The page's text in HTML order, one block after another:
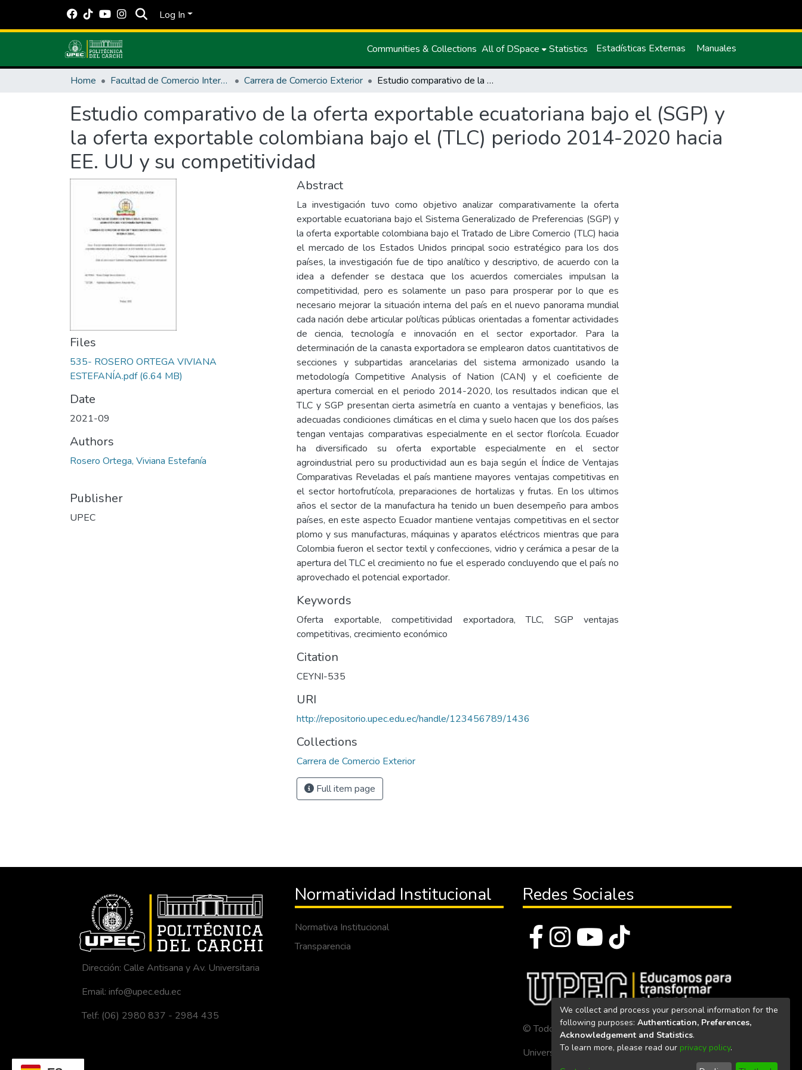
Log In
Communities & Collections All of DSpace Statistics Estadísticas Externas Manuales
Home Facultad de Comercio Internacional, Integración, Administración y Economía Empresarial Carrera de Comercio Exterior Estudio comparativo de la oferta exportable ecuatoriana bajo el (SGP) y la oferta exportable colombiana bajo el (TLC) periodo 2014-2020 hacia EE. UU y su competitividad
Estudio comparativo de la oferta exportable ecuatoriana bajo el (SGP) y
la oferta exportable colombiana bajo el (TLC) periodo 2014-2020 hacia
EE. UU y su competitividad
Files
535- ROSERO ORTEGA VIVIANA
ESTEFANÍA.pdf(6.64 MB)
Date
2021-09
Authors
Rosero Ortega, Viviana Estefanía
Publisher
UPEC
Abstract
La investigación tuvo como objetivo analizar comparativamente la oferta
exportable ecuatoriana bajo el Sistema Generalizado de Preferencias (SGP) y
la oferta exportable colombiana bajo el Tratado de Libre Comercio (TLC) hacia
el mercado de los Estados Unidos principal socio estratégico para los dos
países, la investigación fue de tipo analítico y descriptivo, de acuerdo con la
idea a defender se destaca que los acuerdos comerciales impulsan la
competitividad, pero es solamente un paso para prosperar por lo que es
necesario mejorar la situación interna del país en el nuevo panorama mundial
cada nación debe articular políticas públicas orientadas a fomentar actividades
de ciencia, tecnología e innovación en el sector exportador. Para la
determinación de la canasta exportadora se emplearon datos cuantitativos de
secciones y subpartidas arancelarias del sistema armonizado usando la
metodología Competitive Analysis of Nation (CAN) y el coeficiente de
apertura comercial en el periodo 2014-2020, los resultados indican que el
TLC y SGP presentan cierta asimetría en cuanto a ventajas y beneficios, las
adecuadas condiciones climáticas en el clima y suelo hacen que los dos países
tengan ventajas comparativas especialmente en el sector florícola. Ecuador
ha diversificado su oferta exportable especialmente en el sector
agroindustrial pero su productividad aun es baja según el Índice de Ventajas
Comparativas Reveladas el país mantiene mayores ventajas competitivas en
el sector hortofrutícola, preparaciones de hortalizas y frutas. En los ultimos
años el sector de la manufactura ha tenido un buen desempeño para ambos
países, en este aspecto Ecuador mantiene ventajas competitivas en el sector
plomo y sus manufacturas, máquinas y aparatos eléctricos mientras que para
Colombia fueron el sector textil y confecciones, vidrio y cerámica a pesar de la
apertura del TLC el crecimiento no fue el esperado concluyendo que el país no
aprovechado el potencial exportador.
Keywords
Oferta exportable, competitividad exportadora, TLC, SGP ventajas
competitivas, crecimiento económico
Citation
CEYNI-535
URI
http://repositorio.upec.edu.ec/handle/123456789/1436
Collections
Carrera de Comercio Exterior
Full item page
Dirección: Calle Antisana y Av. Universitaria
Email: info@upec.edu.ec
Telf: (06) 2980 837 - 2984 435
Normatividad Institucional
Normativa Institucional
Transparencia
Redes Sociales
© Todos los derechos reservados 2023
Universidad Politécnica Estatal del Carchi
We collect and process your personal information for the
following purposes: Authentication, Preferences,
Acknowledgement and Statistics.
To learn more, please read our privacy policy.